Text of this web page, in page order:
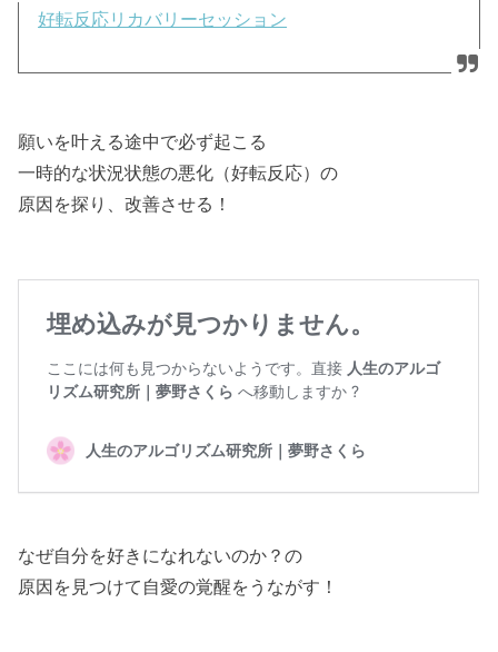
好転反応リカバリーセッション
願いを叶える途中で必ず起こる
一時的な状況状態の悪化（好転反応）の
原因を探り、改善させる！
なぜ自分を好きになれないのか？の
原因を見つけて自愛の覚醒をうながす！